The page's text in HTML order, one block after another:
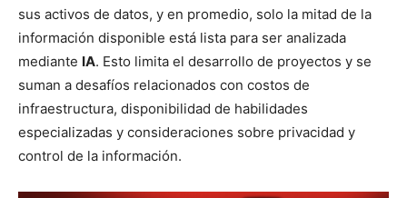
sus activos de datos, y en promedio, solo la mitad de la
información disponible está lista para ser analizada
mediante IA. Esto limita el desarrollo de proyectos y se
suman a desafíos relacionados con costos de
infraestructura, disponibilidad de habilidades
especializadas y consideraciones sobre privacidad y
control de la información.